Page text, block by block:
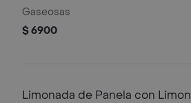
Gaseosas
$ 6900
Limonada de Panela con Limon